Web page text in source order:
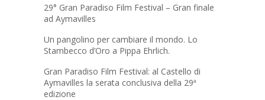
29° Gran Paradiso Film Festival – Gran finale
ad Aymavilles
Un pangolino per cambiare il mondo. Lo
Stambecco d’Oro a Pippa Ehrlich.
Gran Paradiso Film Festival: al Castello di
Aymavilles la serata conclusiva della 29ª
edizione